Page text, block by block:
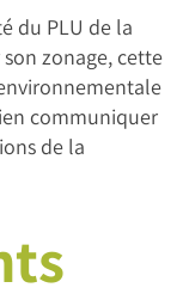
du PLU de la
zonage, cette
communiquer
de la